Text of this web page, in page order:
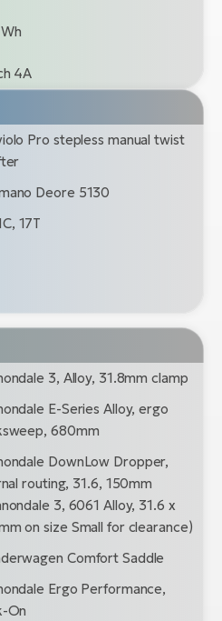
4A
Pro stepless manual twist
Deore 5130
17T
3, Alloy, 31.8mm clamp
E-Series Alloy, ergo
680mm
DownLow Dropper,
routing, 31.6, 150mm
3, 6061 Alloy, 31.6 x
on size Small for clearance)
Comfort Saddle
Ergo Performance,
On